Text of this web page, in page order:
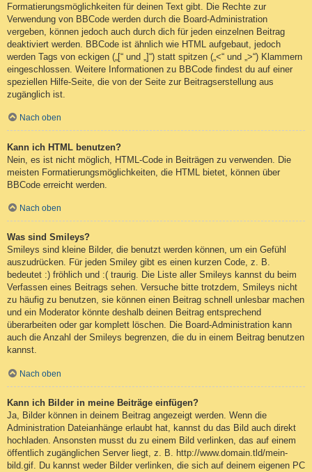
Formatierungsmöglichkeiten für deinen Text gibt. Die Rechte zur
Verwendung von BBCode werden durch die Board-Administration
vergeben, können jedoch auch durch dich für jeden einzelnen Beitrag
deaktiviert werden. BBCode ist ähnlich wie HTML aufgebaut, jedoch
werden Tags von eckigen („[“ und „]“) statt spitzen („<“ und „>“) Klammern
eingeschlossen. Weitere Informationen zu BBCode findest du auf einer
speziellen Hilfe-Seite, die von der Seite zur Beitragserstellung aus
zugänglich ist.
Nach oben
Kann ich HTML benutzen?
Nein, es ist nicht möglich, HTML-Code in Beiträgen zu verwenden. Die
meisten Formatierungsmöglichkeiten, die HTML bietet, können über
BBCode erreicht werden.
Nach oben
Was sind Smileys?
Smileys sind kleine Bilder, die benutzt werden können, um ein Gefühl
auszudrücken. Für jeden Smiley gibt es einen kurzen Code, z. B.
bedeutet :) fröhlich und :( traurig. Die Liste aller Smileys kannst du beim
Verfassen eines Beitrags sehen. Versuche bitte trotzdem, Smileys nicht
zu häufig zu benutzen, sie können einen Beitrag schnell unlesbar machen
und ein Moderator könnte deshalb deinen Beitrag entsprechend
überarbeiten oder gar komplett löschen. Die Board-Administration kann
auch die Anzahl der Smileys begrenzen, die du in einem Beitrag benutzen
kannst.
Nach oben
Kann ich Bilder in meine Beiträge einfügen?
Ja, Bilder können in deinem Beitrag angezeigt werden. Wenn die
Administration Dateianhänge erlaubt hat, kannst du das Bild auch direkt
hochladen. Ansonsten musst du zu einem Bild verlinken, das auf einem
öffentlich zugänglichen Server liegt, z. B. http://www.domain.tld/mein-
bild.gif. Du kannst weder Bilder verlinken, die sich auf deinem eigenen PC